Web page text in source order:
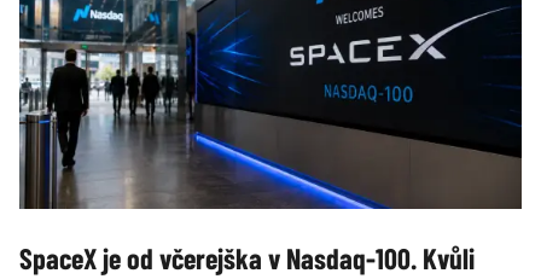
SpaceX je od včerejška v Nasdaq-100. Kvůli